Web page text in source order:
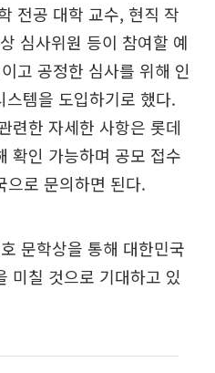
전공 대학 교수, 현직 작
심사위원 등이 참여할 예
고 공정한 심사를 위해 인
템을 도입하기로 했다.
련한 자세한 사항은 롯데
확인 가능하며 공모 접수
으로 문의하면 된다.
문학상을 통해 대한민국
미칠 것으로 기대하고 있